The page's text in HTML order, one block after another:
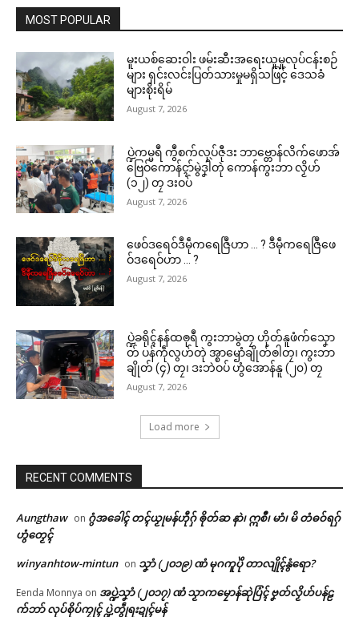
MOST POPULAR
မူးယစ်ဆေးဝါး ဖမ်းဆီးအရေးယူမှုလုပ်ငန်းစဉ်
များ ရှင်းလင်းပြတ်သားမှုမရှိသဖြင့် ဒေသခံ
များစိုးရိမ်
August 7, 2026
ပ္ဍဲကမ္မရဳ ကွဳစက်လုပ်ဇီုဒး ဘာဗ္တောန်လိက်ဖောအ်
ဗြေဝ်ကောန်ၚာ်မွဲဒၞါဲတုဲ ကောန်ကွးဘာ လၟိဟ်
(၁၂) တၠ ဒးဝပ်
August 7, 2026
ဖေဝ်ဒရေဝ်ဒဳမဵုကရေဇြဳဟာ … ? ဒဳမဵုကရေဇြဳဖေ
ဝ်ဒရေဝ်ဟာ … ?
August 7, 2026
ပ္ဍဲခရိုၚ်နန်ထၜုရဳ ကွးဘာမွဲတၠ ဟိုတ်နူဖံက်သၞော
တ် ပန်ကဵုလွဟ်တုဲ အ္စာၝောံချိုတ်ၜါတၠ၊ ကွးဘာ
ချိုတ် (၄) တၠ၊ ဒးဘဲဝပ် ဟွံအောန်နူ (၂၀) တၠ
August 7, 2026
Load more
RECENT COMMENTS
Aungthaw on ဂွံအခေါၚ် တၚ်ယၟုမန်ဟီုဂှ် ၜိုတ်ဆ နာဲ၊ ဣစဳ၊ မာံ၊ မိ တံဓဝ်ရဂှ်
ဟွံတၟေၚ်
winyanhtow-mintun on သၞာံ (၂၀၁၉) ဏံ မုဂကူပိုဲ တာလျိုၚ်နွံရော?
Eenda Monnya on အပ္ဍဲသၞာံ (၂၀၁၇) ဏံ သၟာကမၠောန်ဆုဲပြံၚ် ဗၞတ်လၟိဟ်ပန်ဠ
က်ဘာ် လုပ်စိုပ်ကၠုၚ် ပ္ဍဲတွဵုရးဍုၚ်မန်